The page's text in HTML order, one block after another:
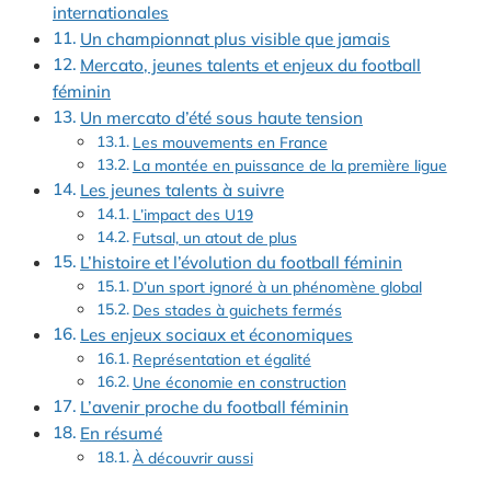
internationales
Un championnat plus visible que jamais
Mercato, jeunes talents et enjeux du football
féminin
Un mercato d’été sous haute tension
Les mouvements en France
La montée en puissance de la première ligue
Les jeunes talents à suivre
L’impact des U19
Futsal, un atout de plus
L’histoire et l’évolution du football féminin
D’un sport ignoré à un phénomène global
Des stades à guichets fermés
Les enjeux sociaux et économiques
Représentation et égalité
Une économie en construction
L’avenir proche du football féminin
En résumé
À découvrir aussi